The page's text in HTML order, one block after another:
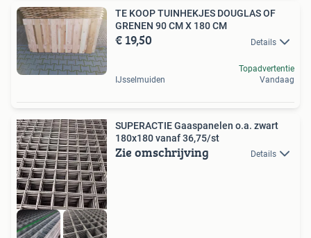
TE KOOP TUINHEKJES DOUGLAS OF
GRENEN 90 CM X 180 CM
€ 19,50 Details
IJsselmuiden
Topadvertentie
Vandaag
SUPERACTIE Gaaspanelen o.a. zwart
180x180 vanaf 36,75/st
Zie omschrijving Details